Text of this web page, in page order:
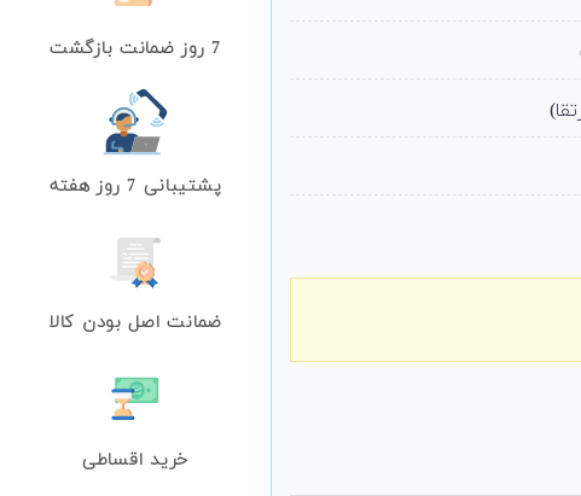
7 روز ضمانت بازگشت
پشتیبانی 7 روز هفته
ضمانت اصل بودن کالا
خرید اقساطی